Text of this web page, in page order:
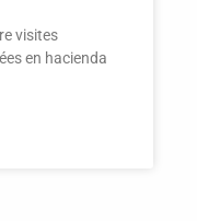
visites
en hacienda